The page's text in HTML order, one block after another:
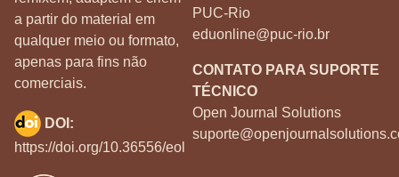
a partir do material em
qualquer meio ou formato,
apenas para fins não
comerciais.
PUC-Rio
eduonline@puc-rio.br
CONTATO PARA SUPORTE
TÉCNICO
Open Journal Solutions
DOI:
https://doi.org/10.36556/eol